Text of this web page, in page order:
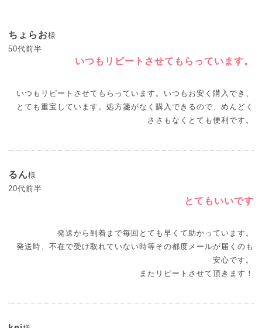
ちょらお様
50代前半
いつもリピートさせてもらっています。
いつもリピートさせてもらっています。いつもお安く購入でき、
とても重宝しています。処方箋がなく購入できるので、めんどく
ささもなくとても便利です。
るん様
20代前半
とてもいいです
発送から到着まで毎回とても早くて助かっています。
発送時、不在で受け取れていない時等その都度メールが届くのも
安心です。
またリピートさせて頂きます！